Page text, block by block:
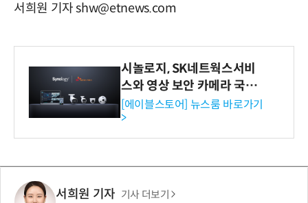
서희원 기자 shw@etnews.com
시놀로지, SK네트웍스서비
스와 영상 보안 카메라 국내
독점 판매 파트너십 체결
[에이블스토어] 뉴스룸 바로가기
>
서희원 기자 기사 더보기